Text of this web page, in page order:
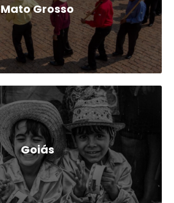
Mato Grosso
Goiás